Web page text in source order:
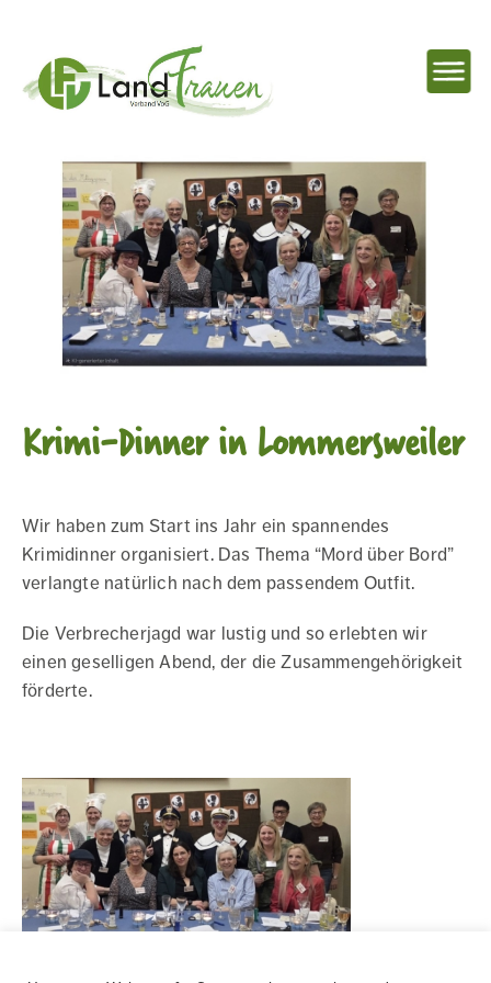
Landfrauenverband
Ostbelgien
Krimi-Dinner in Lommersweiler
Wir haben zum Start ins Jahr ein spannendes
Krimidinner organisiert. Das Thema “Mord über Bord”
verlangte natürlich nach dem passendem Outfit.
Die Verbrecherjagd war lustig und so erlebten wir
einen geselligen Abend, der die Zusammengehörigkeit
förderte.